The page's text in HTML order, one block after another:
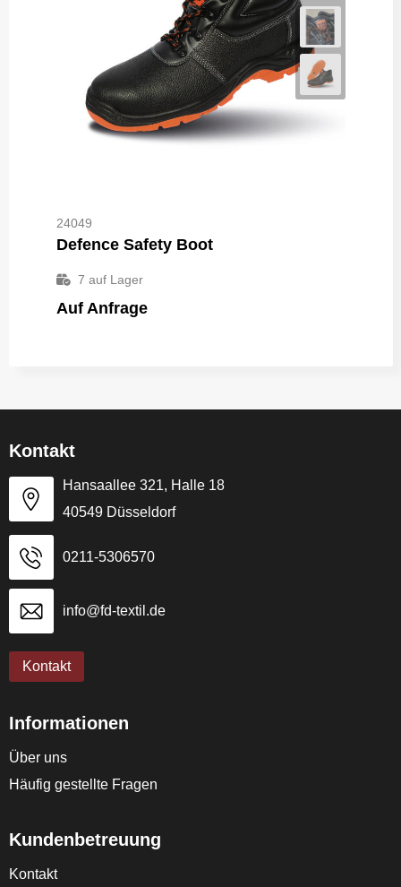
24049
Defence Safety Boot
7 auf Lager
Auf Anfrage
Kontakt
Hansaallee 321, Halle 18
40549 Düsseldorf
0211-5306570
info@fd-textil.de
Kontakt
Informationen
Über uns
Häufig gestellte Fragen
Kundenbetreuung
Kontakt